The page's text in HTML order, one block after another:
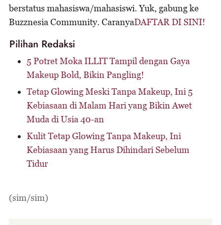
berstatus mahasiswa/mahasiswi. Yuk, gabung ke
Buzznesia Community. CaranyaDAFTAR DI SINI!
Pilihan Redaksi
5 Potret Moka ILLIT Tampil dengan Gaya
Makeup Bold, Bikin Pangling!
Tetap Glowing Meski Tanpa Makeup, Ini 5
Kebiasaan di Malam Hari yang Bikin Awet
Muda di Usia 40-an
Kulit Tetap Glowing Tanpa Makeup, Ini
Kebiasaan yang Harus Dihindari Sebelum
Tidur
(sim/sim)